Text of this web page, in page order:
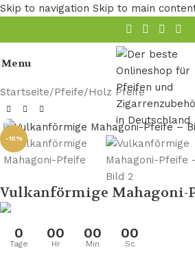
Skip to navigation Skip to main
Menu
Startseite/Pfeife/Holz Pfeife
-15%
Vulkanförmige Mahagoni-
0
Tage
00
Hr
00
Min
00
Sc